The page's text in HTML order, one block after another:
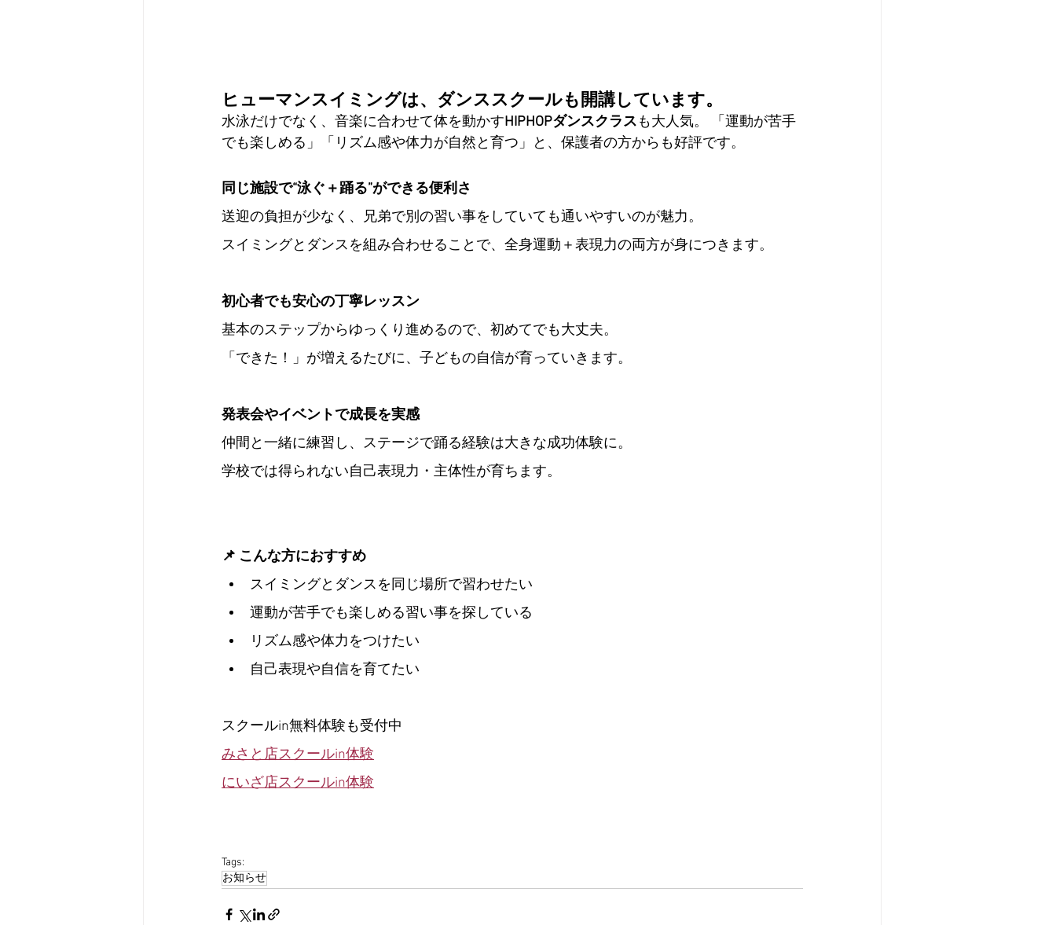
ヒューマンスイミングは、ダンススクールも開講しています。
水泳だけでなく、音楽に合わせて体を動かすHIPHOPダンスクラスも大人気。 「運動が苦手
でも楽しめる」「リズム感や体力が自然と育つ」と、保護者の方からも好評です。
同じ施設で“泳ぐ＋踊る”ができる便利さ
送迎の負担が少なく、兄弟で別の習い事をしていても通いやすいのが魅力。
スイミングとダンスを組み合わせることで、全身運動＋表現力の両方が身につきます。
初心者でも安心の丁寧レッスン
基本のステップからゆっくり進めるので、初めてでも大丈夫。
「できた！」が増えるたびに、子どもの自信が育っていきます。
発表会やイベントで成長を実感
仲間と一緒に練習し、ステージで踊る経験は大きな成功体験に。
学校では得られない自己表現力・主体性が育ちます。
📌 こんな方におすすめ
スイミングとダンスを同じ場所で習わせたい
運動が苦手でも楽しめる習い事を探している
リズム感や体力をつけたい
自己表現や自信を育てたい
スクールin無料体験も受付中
みさと店スクールin体験
にいざ店スクールin体験
Tags:
お知らせ